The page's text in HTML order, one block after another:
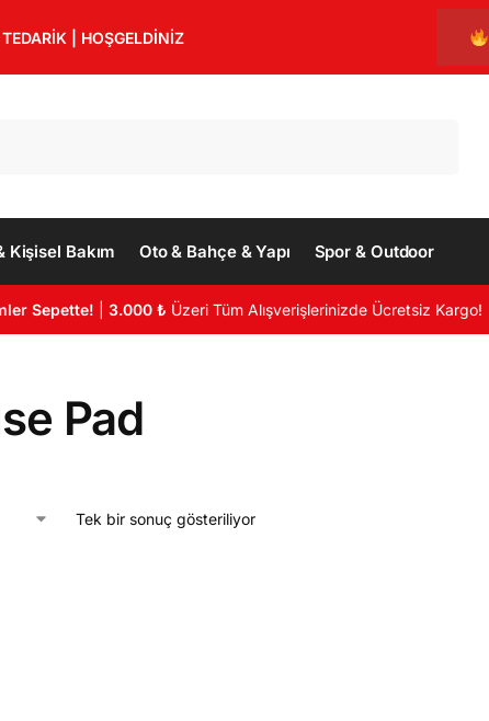
TEDARİK | HOŞGELDİNİZ
Kişisel Bakım Oto & Bahçe & Yapı Spor & Outdoor
Sepette! |3.000 ₺ Üzeri Tüm Alışverişlerinizde Ücretsiz Kargo!
Pad
Tek bir sonuç gösteriliyor